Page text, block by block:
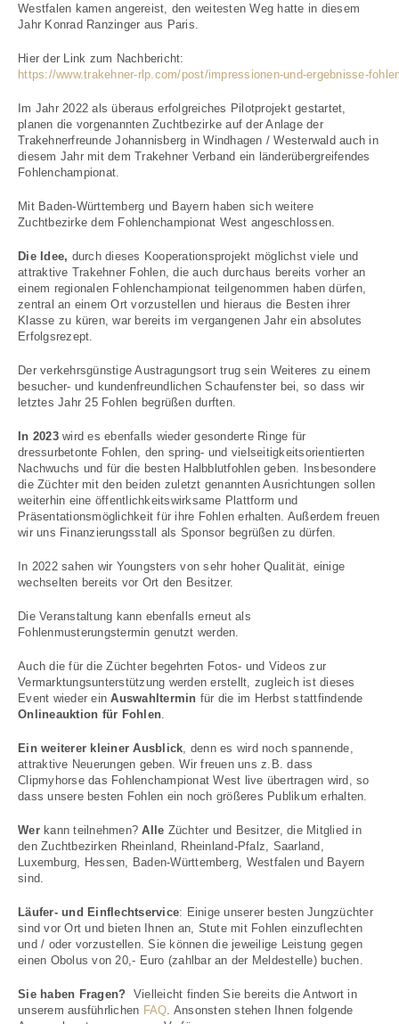
Westfalen kamen angereist, den weitesten Weg hatte in diesem
Jahr Konrad Ranzinger aus Paris.
Hier der Link zum Nachbericht:
https://www.trakehner-rlp.com/post/impressionen-und-ergebnisse-
Im Jahr 2022 als überaus erfolgreiches Pilotprojekt gestartet,
planen die vorgenannten Zuchtbezirke auf der Anlage der
Trakehnerfreunde Johannisberg in Windhagen / Westerwald auch in
diesem Jahr mit dem Trakehner Verband ein länderübergreifendes
Fohlenchampionat.
Mit Baden-Württemberg und Bayern haben sich weitere
Zuchtbezirke dem Fohlenchampionat West angeschlossen.
Die Idee, durch dieses Kooperationsprojekt möglichst viele und
attraktive Trakehner Fohlen, die auch durchaus bereits vorher an
einem regionalen Fohlenchampionat teilgenommen haben dürfen,
zentral an einem Ort vorzustellen und hieraus die Besten ihrer
Klasse zu küren, war bereits im vergangenen Jahr ein absolutes
Erfolgsrezept.
Der verkehrsgünstige Austragungsort trug sein Weiteres zu einem
besucher- und kundenfreundlichen Schaufenster bei, so dass wir
letztes Jahr 25 Fohlen begrüßen durften.
In 2023wird es ebenfalls wieder gesonderte Ringe für
dressurbetonte Fohlen, den spring- und vielseitigkeitsorientierten
Nachwuchs und für die besten Halbblutfohlen geben. Insbesondere
die Züchter mit den beiden zuletzt genannten Ausrichtungen sollen
weiterhin eine öffentlichkeitswirksame Plattform und
Präsentationsmöglichkeit für ihre Fohlen erhalten. Außerdem freuen
wir uns Finanzierungsstall als Sponsor begrüßen zu dürfen.
In 2022 sahen wir Youngsters von sehr hoher Qualität, einige
wechselten bereits vor Ort den Besitzer.
Die Veranstaltung kann ebenfalls erneut als
Fohlenmusterungstermin genutzt werden.
Auch die für die Züchter begehrten Fotos- und Videos zur
Vermarktungsunterstützung werden erstellt, zugleich ist dieses
Event wieder einAuswahltermin für die im Herbst stattfindende
Onlineauktion für Fohlen
Ein weiterer kleiner Ausblick , denn es wird noch spannende,
attraktive Neuerungen geben. Wir freuen uns z.B. dass
Clipmyhorse das Fohlenchampionat West live übertragen wird, so
dass unsere besten Fohlen ein noch größeres Publikum erhalten.
Wer kann teilnehmen?Alle Züchter und Besitzer, die Mitglied in
den Zuchtbezirken Rheinland, Rheinland-Pfalz, Saarland,
Luxemburg, Hessen, Baden-Württemberg, Westfalen und Bayern
sind.
Läufer- und Einflechtservice: Einige unserer besten Jungzüchter
sind vor Ort und bieten Ihnen an, Stute mit Fohlen einzuflechten
und / oder vorzustellen. Sie können die jeweilige Leistung gegen
einen Obolus von 20,- Euro (zahlbar an der Meldestelle) buchen.
Sie haben Fragen? Vielleicht finden Sie bereits die Antwort in
unserem ausführlichen FAQ . Ansonsten stehen Ihnen folgende